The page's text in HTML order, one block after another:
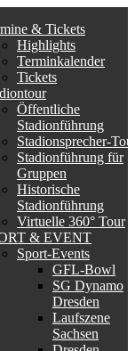
& Tickets
Highlights
Terminkalender
Tickets
Öffentliche
Stadionführung
Stadionsprecher-
Stadionführung für
Gruppen
Historische
Stadionführung
Virtuelle 360° Tour
& EVENT
Sport-Events
GFL-Bowl
SG Dynamo
Dresden
Laufszene
Sachsen